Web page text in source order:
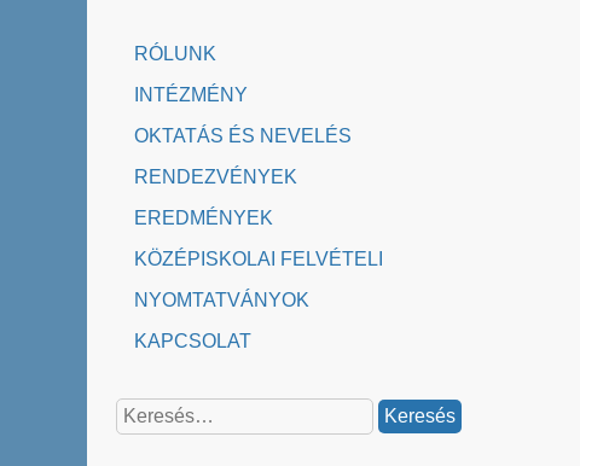
RÓLUNK
INTÉZMÉNY
OKTATÁS ÉS NEVELÉS
RENDEZVÉNYEK
EREDMÉNYEK
KÖZÉPISKOLAI FELVÉTELI
NYOMTATVÁNYOK
KAPCSOLAT
Keresés: